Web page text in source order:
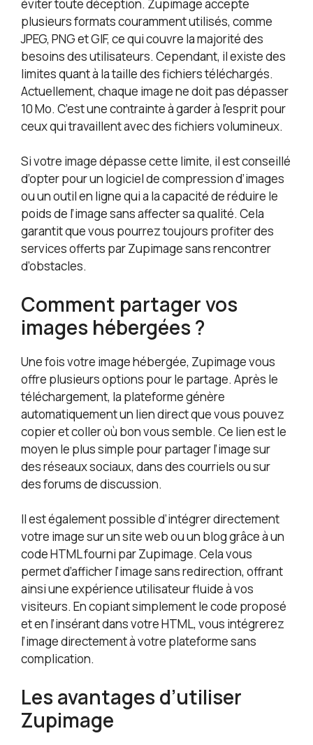
éviter toute déception. Zupimage accepte
plusieurs formats couramment utilisés, comme
JPEG, PNG et GIF, ce qui couvre la majorité des
besoins des utilisateurs. Cependant, il existe des
limites quant à la taille des fichiers téléchargés.
Actuellement, chaque image ne doit pas dépasser
10 Mo. C’est une contrainte à garder à l’esprit pour
ceux qui travaillent avec des fichiers volumineux.
Si votre image dépasse cette limite, il est conseillé
d’opter pour un logiciel de compression d’images
ou un outil en ligne qui a la capacité de réduire le
poids de l’image sans affecter sa qualité. Cela
garantit que vous pourrez toujours profiter des
services offerts par Zupimage sans rencontrer
d’obstacles.
Comment partager vos
images hébergées ?
Une fois votre image hébergée, Zupimage vous
offre plusieurs options pour le partage. Après le
téléchargement, la plateforme génère
automatiquement un lien direct que vous pouvez
copier et coller où bon vous semble. Ce lien est le
moyen le plus simple pour partager l’image sur
des réseaux sociaux, dans des courriels ou sur
des forums de discussion.
Il est également possible d’intégrer directement
votre image sur un site web ou un blog grâce à un
code HTML fourni par Zupimage. Cela vous
permet d’afficher l’image sans redirection, offrant
ainsi une expérience utilisateur fluide à vos
visiteurs. En copiant simplement le code proposé
et en l’insérant dans votre HTML, vous intégrerez
l’image directement à votre plateforme sans
complication.
Les avantages d’utiliser
Zupimage